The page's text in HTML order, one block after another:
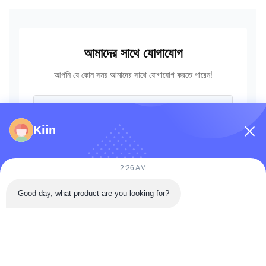
আমাদের সাথে যোগাযোগ
আপনি যে কোন সময় আমাদের সাথে যোগাযোগ করতে পারেন!
Kiin
2:26 AM
Good day, what product are you looking for?